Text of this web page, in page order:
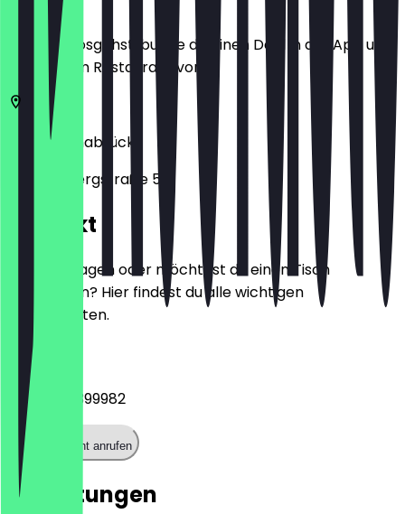
Bevor du losgehst, buche dir einen Deal in der App und
zeige ihn im Restaurant vor.
49086
Osnabrück
Schinkelbergstraße 51
Kontakt
Hast du Fragen oder möchtest du einen Tisch
reservieren? Hier findest du alle wichtigen
Kontaktdaten.
Telefon
+4954134399982
Restaurant anrufen
Bewertungen